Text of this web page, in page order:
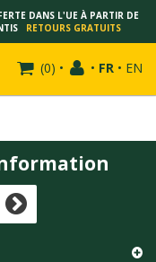
DANS L'UE À PARTIR DE
RETOURS GRATUITS
(0) • • FR • EN